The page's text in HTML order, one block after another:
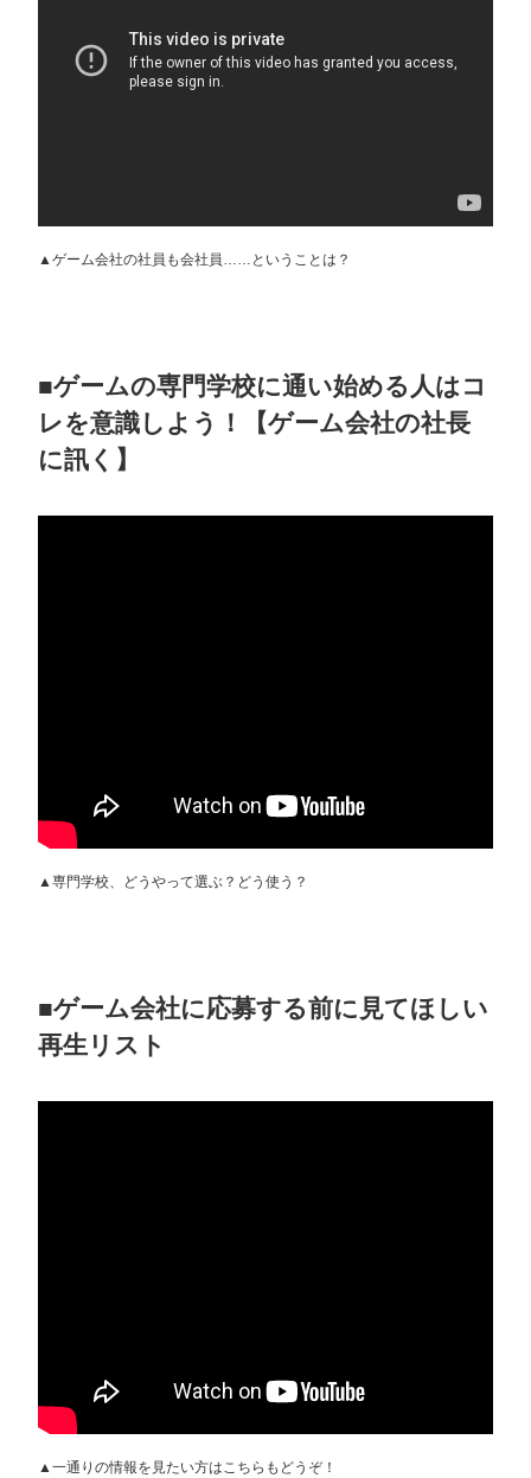
▲ゲーム会社の社員も会社員……ということは？
■ゲームの専門学校に通い始める人はコ
レを意識しよう！【ゲーム会社の社長
に訊く】
▲専門学校、どうやって選ぶ？どう使う？
■ゲーム会社に応募する前に見てほしい
再生リスト
▲一通りの情報を見たい方はこちらもどうぞ！